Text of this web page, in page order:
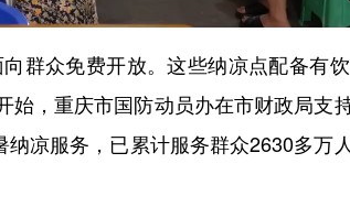
众免费开放。这些纳凉点配备有
，重庆市国防动员办在市财政局支
凉服务，已累计服务群众2630多万